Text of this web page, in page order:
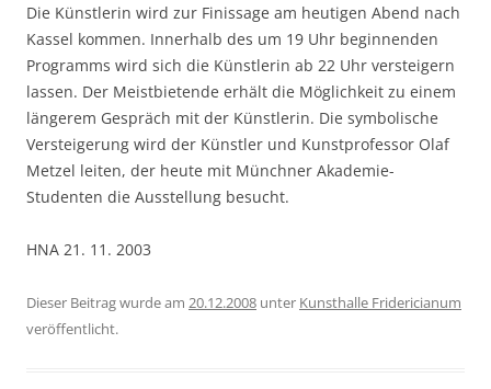
Die Künstlerin wird zur Finissage am heutigen Abend nach
Kassel kommen. Innerhalb des um 19 Uhr beginnenden
Programms wird sich die Künstlerin ab 22 Uhr versteigern
lassen. Der Meistbietende erhält die Möglichkeit zu einem
längerem Gespräch mit der Künstlerin. Die symbolische
Versteigerung wird der Künstler und Kunstprofessor Olaf
Metzel leiten, der heute mit Münchner Akademie-
Studenten die Ausstellung besucht.
HNA 21. 11. 2003
Dieser Beitrag wurde am 20.12.2008 unter Kunsthalle Fridericianum
veröffentlicht.